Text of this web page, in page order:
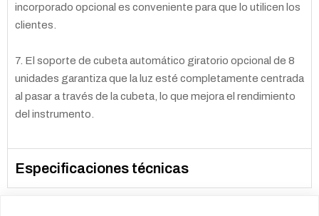
incorporado opcional es conveniente para que lo utilicen los
clientes.
7. El soporte de cubeta automático giratorio opcional de 8
unidades garantiza que la luz esté completamente centrada
al pasar a través de la cubeta, lo que mejora el rendimiento
del instrumento.
Especificaciones técnicas